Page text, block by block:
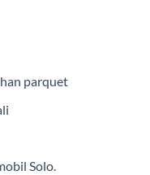
parquet
Solo.